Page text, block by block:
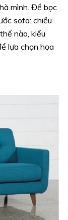
mình. Để bọc
sofa: chiều
nào, kiểu
lựa chọn họa